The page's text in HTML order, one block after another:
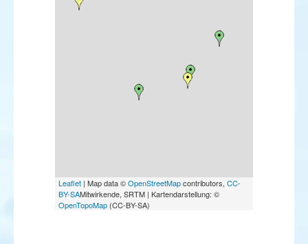
Leaflet | Map data ©OpenStreetMapcontributors, CC-
BY-SAMitwirkende, SRTM | Kartendarstellung: ©
OpenTopoMap (CC-BY-SA)